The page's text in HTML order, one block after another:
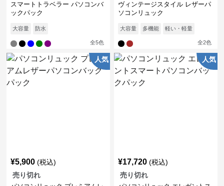
スマートトラベラー パソコンバ
ックパック
大容量 防水
全5色
ヴィンテージスタイル レザーパ
ソコンリュック
大容量 多機能 軽い・軽量
全2色
人気
¥5,900 (税込)
売り切れ
人気
¥17,720 (税込)
売り切れ